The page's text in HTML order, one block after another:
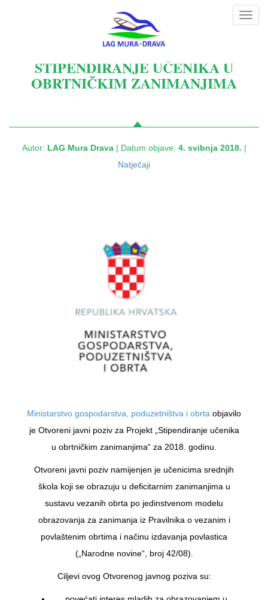
STIPENDIRANJE UČENIKA U
OBRTNIČKIM ZANIMANJIMA
Autor: LAG Mura Drava| Datum objave: 4. svibnja 2018. |
Natječaji
Ministarstvo gospodarstva, poduzetništva i obrta objavilo
je Otvoreni javni poziv za Projekt „Stipendiranje učenika
u obrtničkim zanimanjima“ za 2018. godinu.
Otvoreni javni poziv namijenjen je učenicima srednjih
škola koji se obrazuju u deficitarnim zanimanjima u
sustavu vezanih obrta po jedinstvenom modelu
obrazovanja za zanimanja iz Pravilnika o vezanim i
povlaštenim obrtima i načinu izdavanja povlastica
(„Narodne novine“, broj 42/08).
Ciljevi ovog Otvorenog javnog poziva su: